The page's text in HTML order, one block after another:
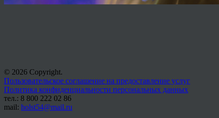
© 2026 Copyright.
Пользовательское соглашение на предоставление услуг
Политика конфиденциальности персональных данных
тел.: 8 800 222 02 86
mail: holst54@mail.ru